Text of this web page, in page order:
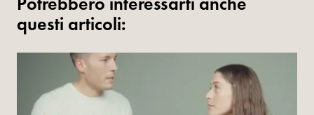
questi articoli: